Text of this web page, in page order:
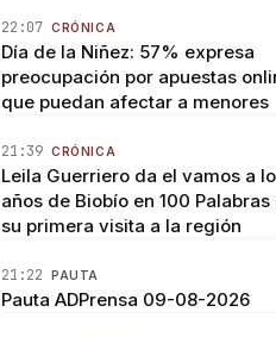
22:07 CRÓNICA
Día de la Niñez: 57% expresa
preocupación por apuestas
que puedan afectar a menores
21:39 CRÓNICA
Leila Guerriero da el vamos a
años de Biobío en 100 Palabras
su primera visita a la región
21:22 PAUTA
Pauta ADPrensa 09-08-2026